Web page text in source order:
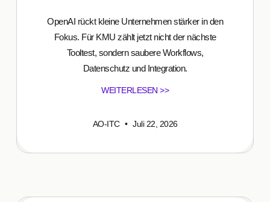
OpenAI rückt kleine Unternehmen stärker in den
Fokus. Für KMU zählt jetzt nicht der nächste
Tooltest, sondern saubere Workflows,
Datenschutz und Integration.
WEITERLESEN >>
AO-ITC Juli 22, 2026